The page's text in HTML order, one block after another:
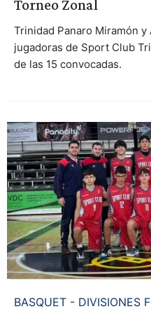
Torneo Zonal
Trinidad Panaro Miramón
jugadoras de Sport Club
de las 15 convocadas.
BASQUET - DIVISIONES